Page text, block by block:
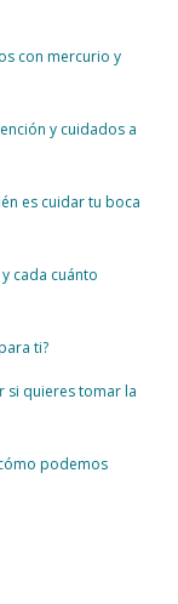
con mercurio y
y cuidados a
es cuidar tu boca
cada cuánto
ti?
si quieres tomar la
podemos